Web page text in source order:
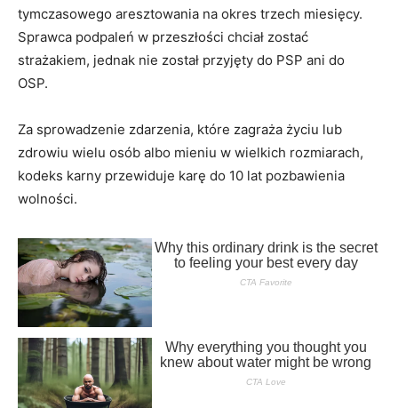
tymczasowego aresztowania na okres trzech miesięcy.
Sprawca podpaleń w przeszłości chciał zostać
strażakiem, jednak nie został przyjęty do PSP ani do
OSP.
Za sprowadzenie zdarzenia, które zagraża życiu lub
zdrowiu wielu osób albo mieniu w wielkich rozmiarach,
kodeks karny przewiduje karę do 10 lat pozbawienia
wolności.